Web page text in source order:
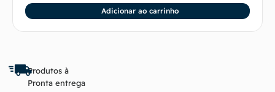
Adicionar ao carrinho
Produtos à
Pronta entrega